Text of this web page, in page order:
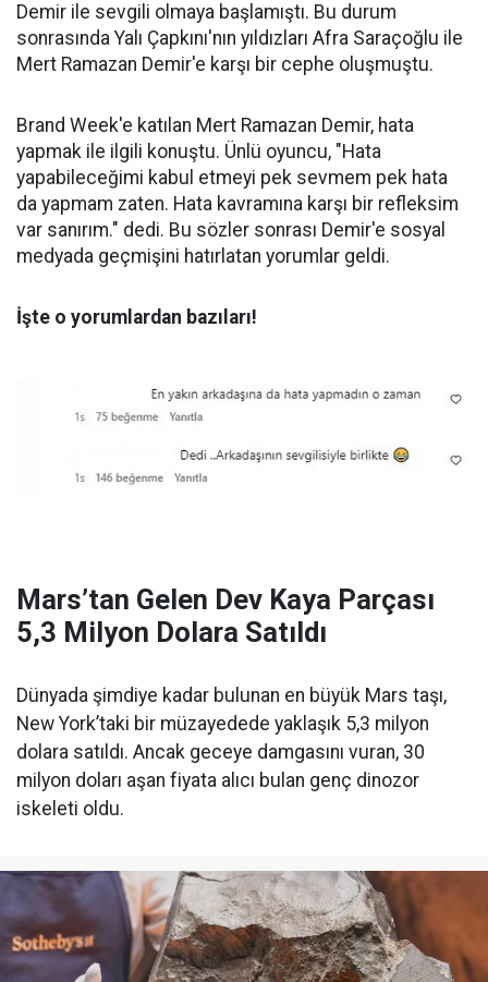
Demir ile sevgili olmaya başlamıştı. Bu durum
sonrasında Yalı Çapkını'nın yıldızları Afra Saraçoğlu ile
Mert Ramazan Demir'e karşı bir cephe oluşmuştu.
Brand Week'e katılan Mert Ramazan Demir, hata
yapmak ile ilgili konuştu. Ünlü oyuncu, "Hata
yapabileceğimi kabul etmeyi pek sevmem pek hata
da yapmam zaten. Hata kavramına karşı bir refleksim
var sanırım." dedi. Bu sözler sonrası Demir'e sosyal
medyada geçmişini hatırlatan yorumlar geldi.
İşte o yorumlardan bazıları!
Mars’tan Gelen Dev Kaya Parçası
5,3 Milyon Dolara Satıldı
Dünyada şimdiye kadar bulunan en büyük Mars taşı,
New York’taki bir müzayedede yaklaşık 5,3 milyon
dolara satıldı. Ancak geceye damgasını vuran, 30
milyon doları aşan fiyata alıcı bulan genç dinozor
iskeleti oldu.